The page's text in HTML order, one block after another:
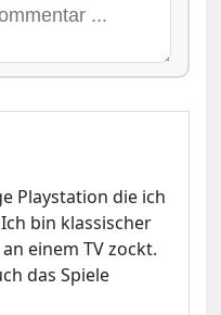
Playstation die ich
bin klassischer
einem TV zockt.
das Spiele